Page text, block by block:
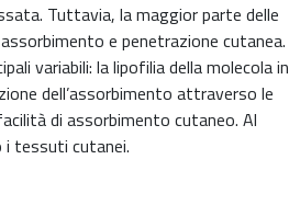
Tuttavia, la maggior parte delle
e penetrazione cutanea.
variabili: la lipofilia della molecola in
dell’assorbimento attraverso le
di assorbimento cutaneo. Al
i tessuti cutanei.